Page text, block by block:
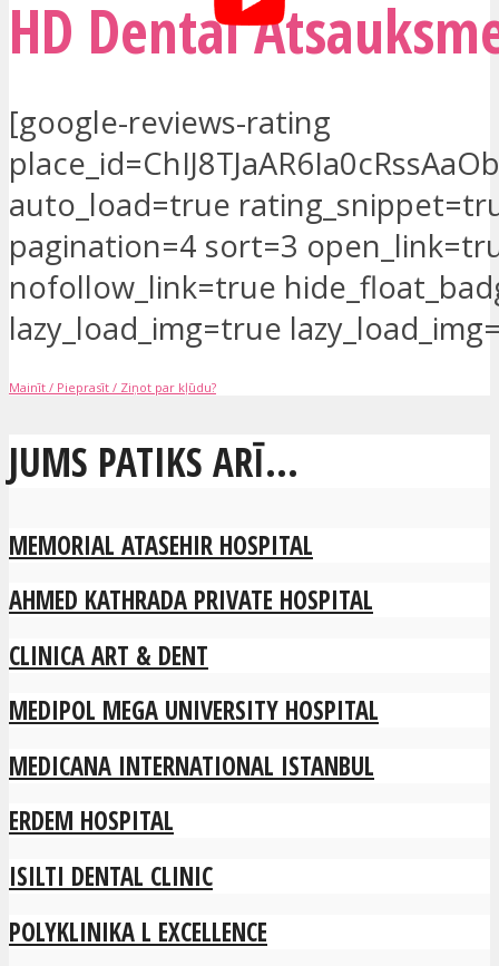
HD Dental
[google-reviews-rating
auto_load=true
pagination=4 sort=3
nofollow_link=true
lazy_load_img=true
Mainīt / Pieprasīt / Ziņot par kļūdu?
JUMS PATIKS ARĪ...
MEMORIAL ATASEHIR HOSPITAL
AHMED KATHRADA PRIVATE HOSPITAL
CLINICA ART & DENT
MEDIPOL MEGA UNIVERSITY HOSPITAL
MEDICANA INTERNATIONAL ISTANBUL
ERDEM HOSPITAL
ISILTI DENTAL CLINIC
POLYKLINIKA L EXCELLENCE